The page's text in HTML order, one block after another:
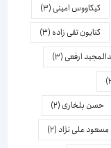
کیکاووس امینی(3)
کتایون تقی زاده(3)
ارفعی(3)
حسن بلخاری(2)
علی نژاد (2)